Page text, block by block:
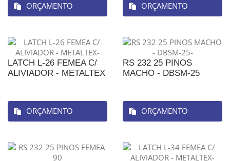
ORÇAMENTO ORÇAMENTO
LATCH L-26 FEMEA C/
ALIVIADOR - METALTEX
ORÇAMENTO
RS 232 25 PINOS
MACHO - DBSM-25
ORÇAMENTO